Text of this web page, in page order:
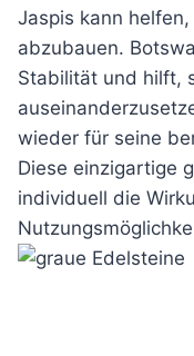
Jaspis kann
abzubauen.
Stabilität und hilft,
wieder für seine
Diese einzigartige
individuell die